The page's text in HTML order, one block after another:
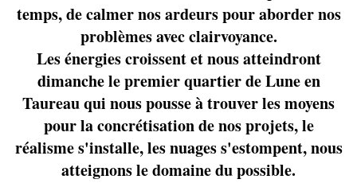
temps, de calmer nos ardeurs pour aborder nos
problèmes avec clairvoyance.
Les énergies croissent et nous atteindront
dimanche le premier quartier de Lune en
Taureau qui nous pousse à trouver les moyens
pour la concrétisation de nos projets, le
réalisme s'installe, les nuages s'estompent, nous
atteignons le domaine du possible.